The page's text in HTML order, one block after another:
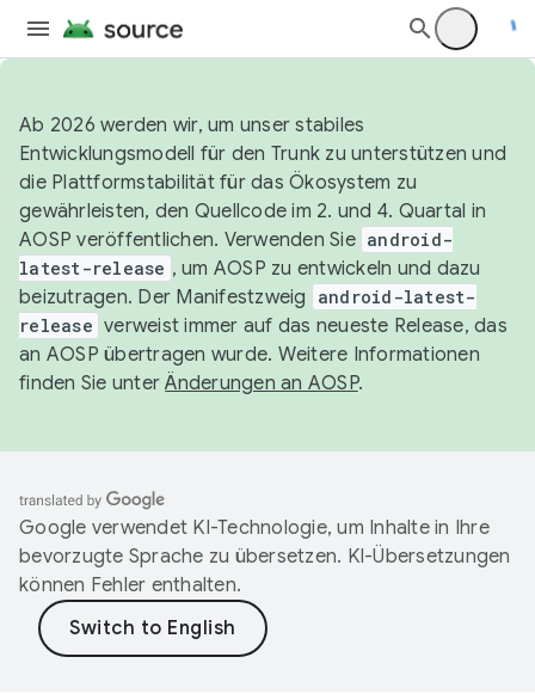
Ab 2026 werden wir, um unser stabiles
Entwicklungsmodell für den Trunk zu unterstützen und
die Plattformstabilität für das Ökosystem zu
gewährleisten, den Quellcode im 2. und 4. Quartal in
AOSP veröffentlichen. Verwenden Sie android-
latest-release , um AOSP zu entwickeln und dazu
beizutragen. Der Manifestzweig
android-latest-
release verweist immer auf das neueste Release, das
an AOSP übertragen wurde. Weitere Informationen
finden Sie unterÄnderungen an AOSP.
Google verwendet KI-Technologie, um Inhalte in Ihre
bevorzugte Sprache zu übersetzen. KI-Übersetzungen
können Fehler enthalten.